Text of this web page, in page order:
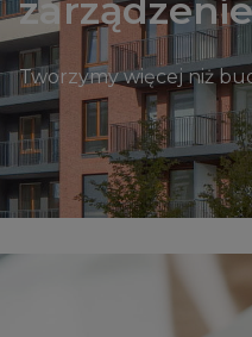
zarządzenie
Tworzymy więcej niż